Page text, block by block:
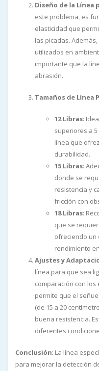
Diseño de la Línea
este problema, es
elasticidad que
las picadas.
utilizados en
importante que la
abrasión.
Tamaños de Línea
12 Libras:
superiores a
línea que
durabilidad.
15 Libras:
donde se
resistencia y
fricción con
18 Libras:
que se
ofreciendo un
rendimiento
Ajustes y
línea para que sea
comparación con
permite que el
(de 15 a 20
buena resistencia.
diferentes
Conclusión: La línea
para mejorar la detección